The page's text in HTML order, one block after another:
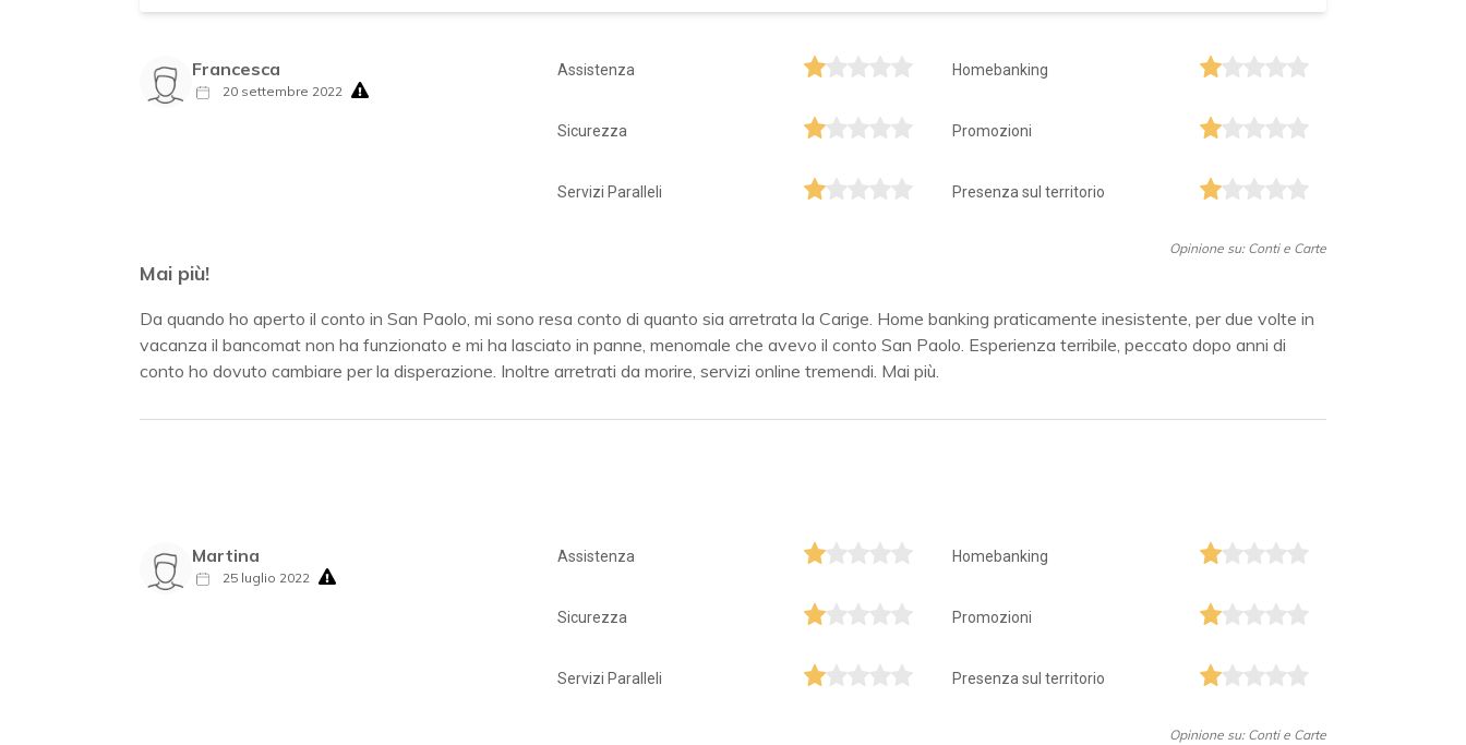
Francesca
20 settembre 2022
Assistenza Homebanking
Sicurezza Promozioni
Servizi Paralleli Presenza sul territorio
Opinione su: Conti e Carte
Mai più!
Da quando ho aperto il conto in San Paolo, mi sono resa conto di quanto sia arretrata la Carige. Home banking praticamente inesistente, per due volte in
vacanza il bancomat non ha funzionato e mi ha lasciato in panne, menomale che avevo il conto San Paolo. Esperienza terribile, peccato dopo anni di
conto ho dovuto cambiare per la disperazione. Inoltre arretrati da morire, servizi online tremendi. Mai più.
Martina
25 luglio 2022
Assistenza Homebanking
Sicurezza Promozioni
Servizi Paralleli Presenza sul territorio
Opinione su: Conti e Carte